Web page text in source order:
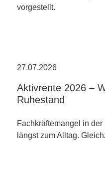
vorgestellt.
27.07.2026
Aktivrente 2026 –
Ruhestand
Fachkräftemangel in
längst zum Alltag.